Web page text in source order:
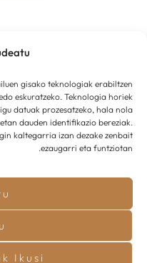
gisako teknologiak erabiltzen
eskuratzeko. Teknologia horiek
datuak prozesatzeko, hala nola
dauden identifikazio bereziak.
kaltegarria izan dezake zenbait
ezaugarri eta funtziotan.
Ikusi
© 2025 –
Politika